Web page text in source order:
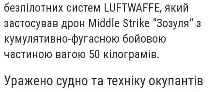
безпілотних систем LUFTWAFFE, який
застосував дрон Middle Strike "Зозуля" з
кумулятивно-фугасною бойовою
частиною вагою 50 кілограмів.
Уражено судно та техніку окупантів